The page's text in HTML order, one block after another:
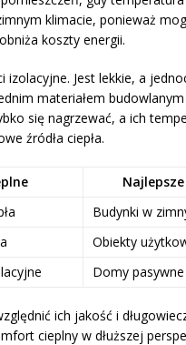
klimacie, ponieważ
koszty energii.
Jest lekkie, a
materiałem
się nagrzewać, a ich
źródła ciepła.
Budynki w
Obiekty
Domy pasywne
ich jakość i
cieplny w dłuższej